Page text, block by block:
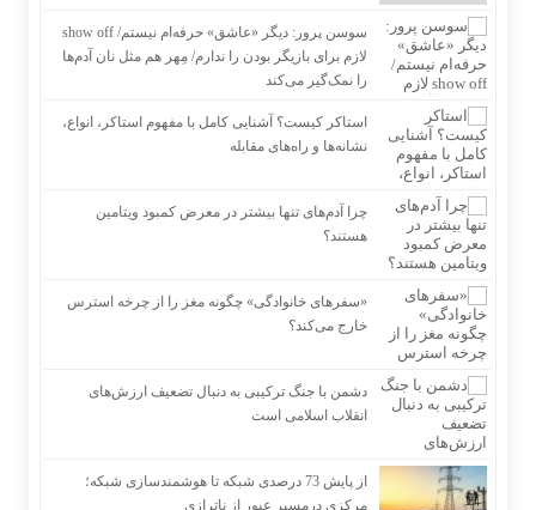
سوسن پرور: دیگر «عاشق» حرفه‌ام نیستم/ show off
لازم برای بازیگر بودن را ندارم/ مِهر هم مثل نان آدم‌ها
را نمک‌گیر می‌کند
استاکر کیست؟ آشنایی کامل با مفهوم استاکر، انواع،
نشانه‌ها و راه‌های مقابله
چرا آدم‌های تنها بیشتر در معرض کمبود ویتامین
هستند؟
«سفرهای خانوادگی» چگونه مغز را از چرخه استرس
خارج می‌کند؟
دشمن با جنگ ترکیبی به دنبال تضعیف ارزش‌های
انقلاب اسلامی است
از پایش 73 درصدی شبکه تا هوشمندسازی شبکه؛
مرکزی درمسیر عبور از ناترازی